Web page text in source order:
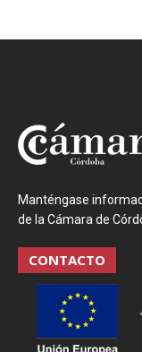
Manténgase
de la Cámara de
CONTACTO